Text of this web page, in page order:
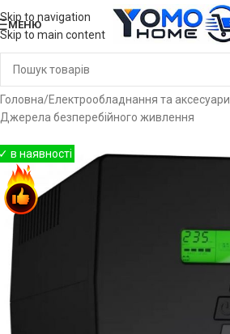
Skip to navigation
Skip to main content
МЕНЮ
Головна/Електрообладнання та аксесуари
Джерела безперебійного живлення